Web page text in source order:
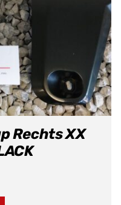
Rechts XX